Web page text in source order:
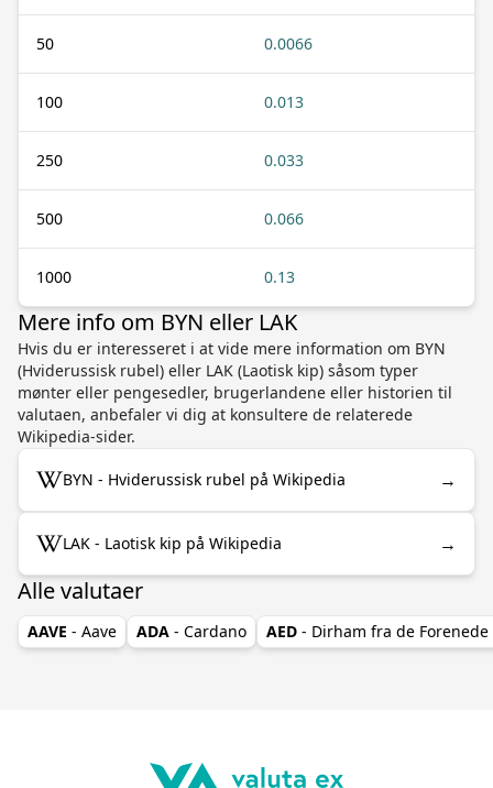
50 0.0066
100 0.013
250 0.033
500 0.066
1000 0.13
Mere info om BYN eller LAK
Hvis du er interesseret i at vide mere information om BYN
(Hviderussisk rubel) eller LAK (Laotisk kip) såsom typer
mønter eller pengesedler, brugerlandene eller historien til
valutaen, anbefaler vi dig at konsultere de relaterede
Wikipedia-sider.
BYN - Hviderussisk rubel på Wikipedia →
LAK - Laotisk kip på Wikipedia →
Alle valutaer
AAVE - Aave ADA - Cardano AED - Dirham fra de